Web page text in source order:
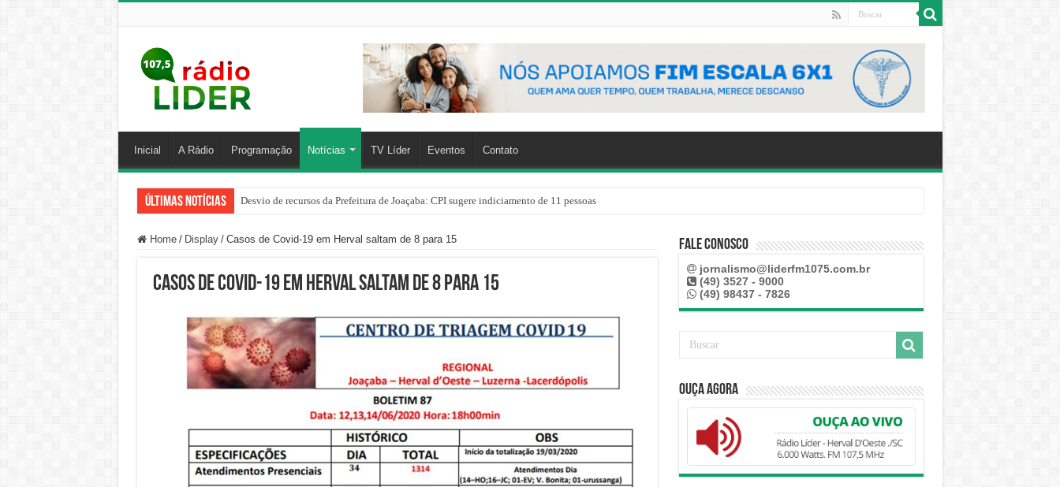
Inicial A Rádio Programação Notícias TV Líder Eventos Contato
Últimas Notícias Desvio de recursos da Prefeitura de Joaçaba: CPI sugere indiciamento de 11 pessoas
Home / Display / Casos de Covid-19 em Herval saltam de 8 para 15
Casos de Covid-19 em Herval saltam de 8 para 15
Fale Conosco
jornalismo@liderfm1075.com.br
(49) 3527 - 9000
(49) 98437 - 7826
Ouça Agora